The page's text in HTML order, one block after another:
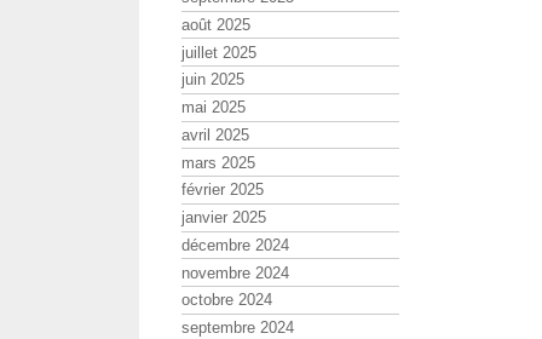
août 2025
juillet 2025
juin 2025
mai 2025
avril 2025
mars 2025
février 2025
janvier 2025
décembre 2024
novembre 2024
octobre 2024
septembre 2024